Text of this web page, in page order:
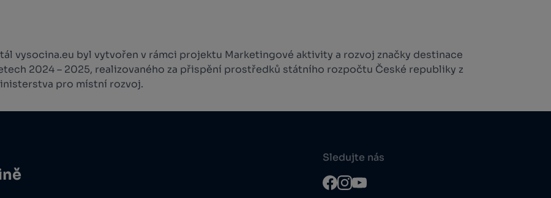
vysocina.eu byl vytvořen v rámci projektu Marketingové aktivity a rozvoj značky destinace
2024 – 2025, realizovaného za přispění prostředků státního rozpočtu České republiky z
pro místní rozvoj.
Sledujte nás